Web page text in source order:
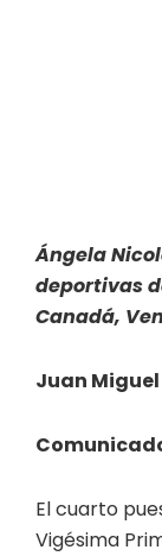
Ángela
deportivas
Canadá,
Juan
El cuarto
Vigésima